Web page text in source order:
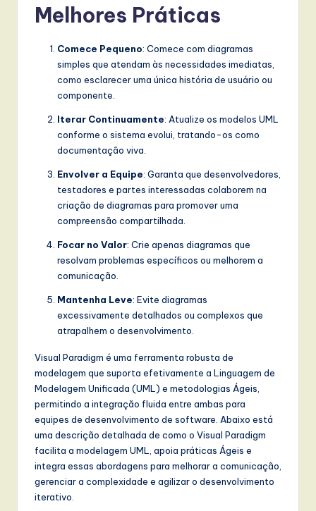
Melhores Práticas
Comece Pequeno: Comece com diagramas
simples que atendam às necessidades imediatas,
como esclarecer uma única história de usuário ou
componente.
Iterar Continuamente: Atualize os modelos UML
conforme o sistema evolui, tratando-os como
documentação viva.
Envolver a Equipe: Garanta que desenvolvedores,
testadores e partes interessadas colaborem na
criação de diagramas para promover uma
compreensão compartilhada.
Focar no Valor: Crie apenas diagramas que
resolvam problemas específicos ou melhorem a
comunicação.
Mantenha Leve: Evite diagramas
excessivamente detalhados ou complexos que
atrapalhem o desenvolvimento.
Visual Paradigm é uma ferramenta robusta de
modelagem que suporta efetivamente a Linguagem de
Modelagem Unificada (UML) e metodologias Ágeis,
permitindo a integração fluida entre ambas para
equipes de desenvolvimento de software. Abaixo está
uma descrição detalhada de como o Visual Paradigm
facilita a modelagem UML, apoia práticas Ágeis e
integra essas abordagens para melhorar a comunicação,
gerenciar a complexidade e agilizar o desenvolvimento
iterativo.